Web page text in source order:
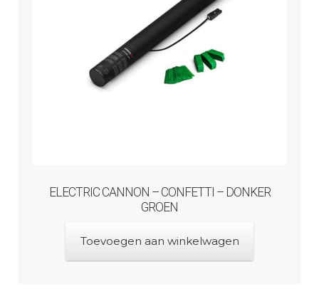
ELECTRIC CANNON – CONFETTI – DONKER
GROEN
Toevoegen aan winkelwagen